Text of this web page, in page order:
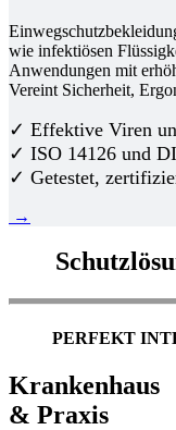
wie infektiösen
Anwendungen mit
Vereint Sicherheit,
✓ Effektive Viren
✓ ISO 14126 und
✓ Getestet,
→
PERFEKT
Krankenhaus
& Praxis